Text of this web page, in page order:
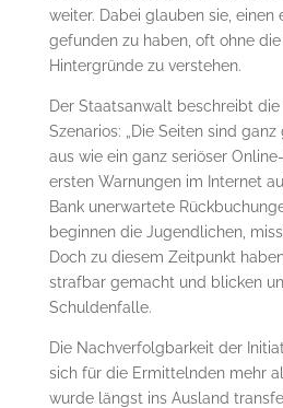
weiter. Dabei glauben sie, einen
gefunden zu haben, oft ohne
Hintergründe zu verstehen.
Der Staatsanwalt beschreibt
Szenarios: „Die Seiten sind
aus wie ein ganz seriöser
ersten Warnungen im Internet
Bank unerwartete
beginnen die Jugendlichen,
Doch zu diesem Zeitpunkt
strafbar gemacht und blicken
Schuldenfalle.
Die Nachverfolgbarkeit der
sich für die Ermittelnden mehr
wurde längst ins Ausland